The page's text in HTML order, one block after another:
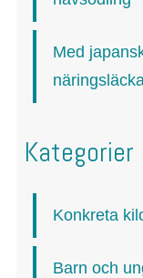
Med
Kategorier
Konkreta
Barn och